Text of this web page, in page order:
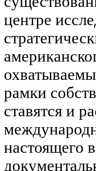
центре
рамки
ставятся и
настоящего